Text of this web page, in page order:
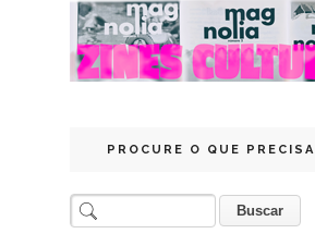
PROCURE O QUE PRECISA